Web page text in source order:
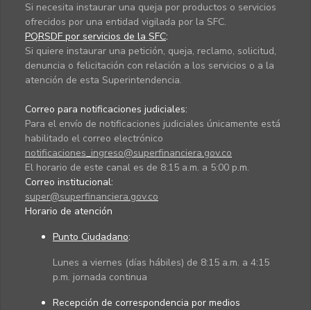
Si necesita instaurar una queja por productos o servicios
ofrecidos por una entidad vigilada por la SFC.
PQRSDF por servicios de la SFC:
Si quiere instaurar una petición, queja, reclamo, solicitud,
denuncia o felicitación con relación a los servicios o a la
atención de esta Superintendencia.
Correo para notificaciones judiciales:
Para el envío de notificaciones judiciales únicamente está
habilitado el correo electrónico
notificaciones_ingreso@superfinanciera.gov.co
El horario de este canal es de 8:15 a.m. a 5:00 p.m.
Correo institucional:
super@superfinanciera.gov.co
Horario de atención
Punto Ciudadano:
Lunes a viernes (días hábiles) de 8:15 a.m. a 4:15
p.m. jornada continua
Recepción de correspondencia por medios